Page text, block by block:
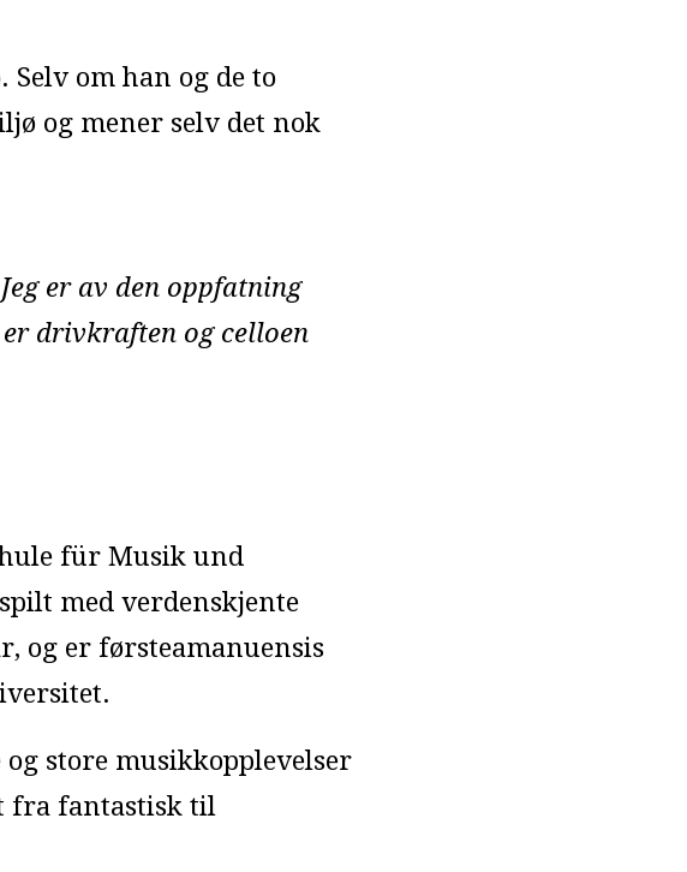
om han og de to
og mener selv det nok
er av den oppfatning
drivkraften og celloen
für Musik und
med verdenskjente
og er førsteamanuensis
store musikkopplevelser
fra fantastisk til